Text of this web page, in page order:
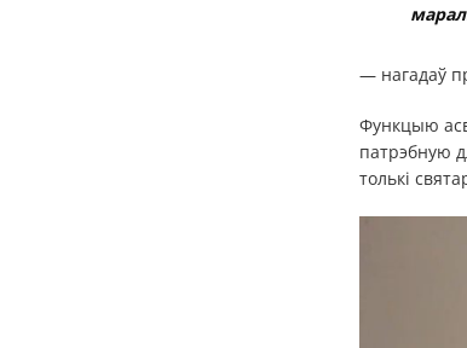
— нагадаў
Функцыю
патрэбную
толькі